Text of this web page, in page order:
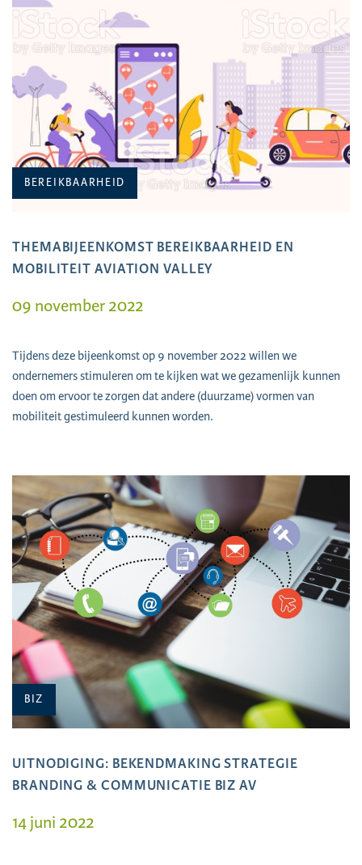
BEREIKBAARHEID
THEMABIJEENKOMST BEREIKBAARHEID EN
MOBILITEIT AVIATION VALLEY
09 november 2022
Tijdens deze bijeenkomst op 9 november 2022 willen we
ondernemers stimuleren om te kijken wat we gezamenlijk kunnen
doen om ervoor te zorgen dat andere (duurzame) vormen van
mobiliteit gestimuleerd kunnen worden.
BIZ
UITNODIGING: BEKENDMAKING STRATEGIE
BRANDING & COMMUNICATIE BIZ AV
14 juni 2022